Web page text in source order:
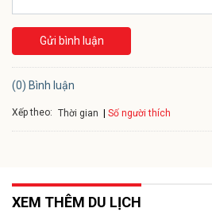
Gửi bình luận
(0) Bình luận
Xếp theo: Thời gian Số người thích
XEM THÊM DU LỊCH